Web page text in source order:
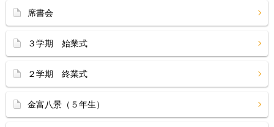
席書会
３学期 始業式
２学期 終業式
金富八景（５年生）